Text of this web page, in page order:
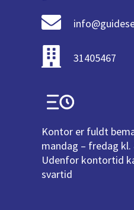
31405467
Kontor er fuldt
mandag – fredag kl.
Udenfor kontortid
svartid